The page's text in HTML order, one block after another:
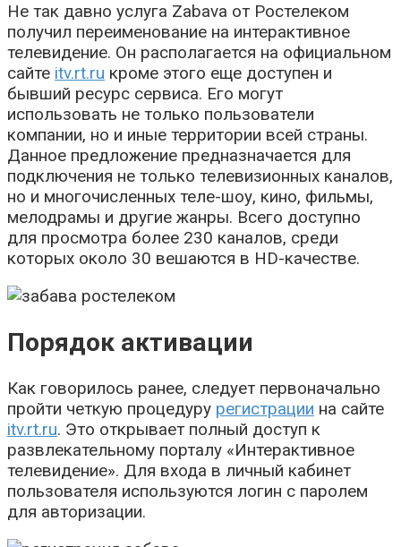
Не так давно услуга Zabava от Ростелеком
получил переименование на интерактивное
телевидение. Он располагается на официальном
сайте itv.rt.ru кроме этого еще доступен и
бывший ресурс сервиса. Его могут
использовать не только пользователи
компании, но и иные территории всей страны.
Данное предложение предназначается для
подключения не только телевизионных каналов,
но и многочисленных теле-шоу, кино, фильмы,
мелодрамы и другие жанры. Всего доступно
для просмотра более 230 каналов, среди
которых около 30 вешаются в HD-качестве.
Порядок активации
Как говорилось ранее, следует первоначально
пройти четкую процедуру регистрации на сайте
itv.rt.ru. Это открывает полный доступ к
развлекательному порталу «Интерактивное
телевидение». Для входа в личный кабинет
пользователя используются логин с паролем
для авторизации.